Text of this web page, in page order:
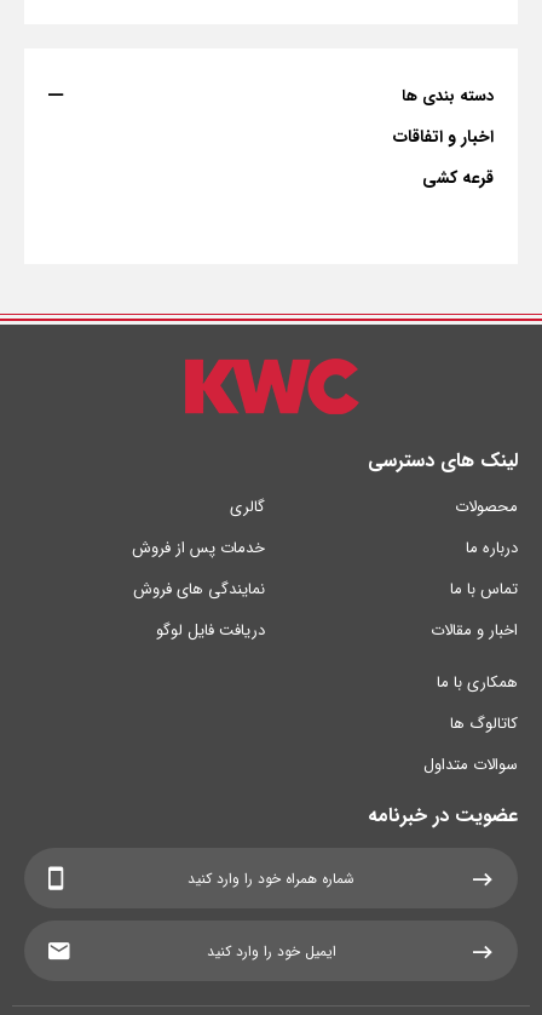
دسته بندی ها
اخبار و اتفاقات
قرعه کشی
لینک های دسترسی
محصولات
درباره ما
تماس با ما
اخبار و مقالات
گالری
خدمات پس از فروش
نمایندگی های فروش
دریافت فایل لوگو
همکاری با ما
کاتالوگ ها
سوالات متداول
عضویت در خبرنامه